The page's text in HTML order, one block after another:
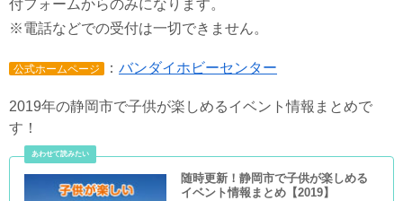
付フォームからのみになります。
※電話などでの受付は一切できません。
公式ホームページ ： バンダイホビーセンター
2019年の静岡市で子供が楽しめるイベント情報まとめで
す！
随時更新！静岡市で子供が楽しめる
イベント情報まとめ【2019】